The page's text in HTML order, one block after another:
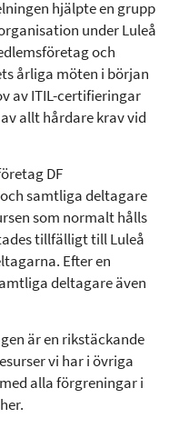
hjälpte en grupp
under Luleå
och
årliga möten i början
av ITIL-certifieringar
allt hårdare krav vid
DF
samtliga deltagare
som normalt hålls
tillfälligt till Luleå
Efter en
deltagare även
är en rikstäckande
vi har i övriga
alla förgreningar i